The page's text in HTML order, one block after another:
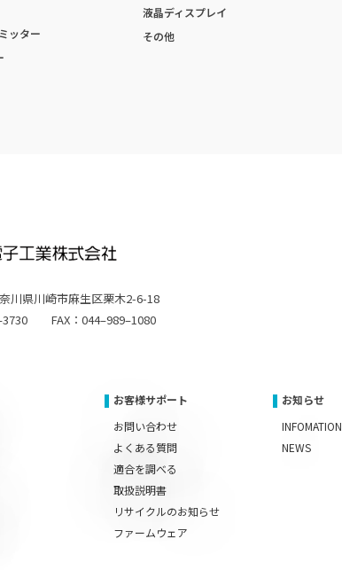
ッター
液晶ディスプレイ
その他
川県川崎市麻生区栗木2-6-18
FAX：044–989–1080
お客様サポート
お問い合わせ
よくある質問
適合を調べる
取扱説明書
リサイクルのお知らせ
ファームウェア
お知らせ
INFOMATION
NEWS